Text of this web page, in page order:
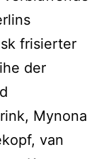
frisierter
der
Mynona
van